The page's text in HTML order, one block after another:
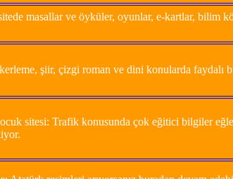
masallar ve öyküler, oyunlar, e-kartlar, bilim
şiir, çizgi roman ve dini konularda faydalı
sitesi: Trafik konusunda çok eğitici bilgiler